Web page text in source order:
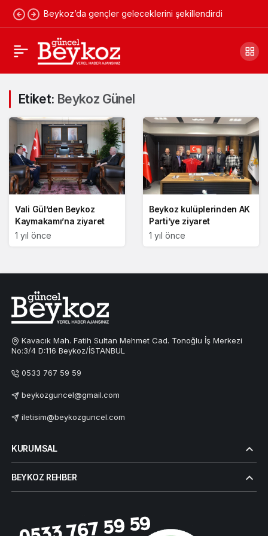
Beykoz’da gençler geleceklerini şekillendirdi
Etiket: Beykoz Günel
Vali Gül’den Beykoz
Kaymakamı’na ziyaret
1 yıl önce
Beykoz kulüplerinden AK
Parti’ye ziyaret
1 yıl önce
Kavacık Mah. Fatih Sultan Mehmet Cad. Tonoğlu İş Merkezi
No:3/4 D:116 Beykoz/İSTANBUL
0533 767 59 59
beykozguncel@gmail.com
iletisim@beykozguncel.com
KURUMSAL
BEYKOZ REHBER